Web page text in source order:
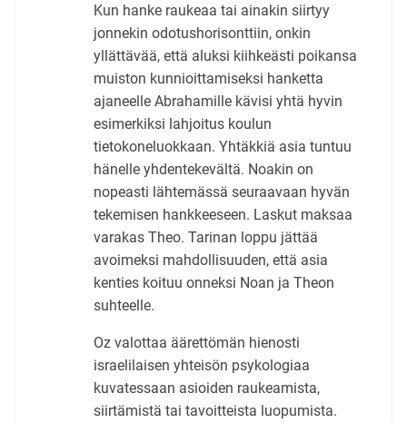
Kun hanke raukeaa tai ainakin siirtyy
jonnekin odotushorisonttiin, onkin
yllättävää, että aluksi kiihkeästi poikansa
muiston kunnioittamiseksi hanketta
ajaneelle Abrahamille kävisi yhtä hyvin
esimerkiksi lahjoitus koulun
tietokoneluokkaan. Yhtäkkiä asia tuntuu
hänelle yhdentekevältä. Noakin on
nopeasti lähtemässä seuraavaan hyvän
tekemisen hankkeeseen. Laskut maksaa
varakas Theo. Tarinan loppu jättää
avoimeksi mahdollisuuden, että asia
kenties koituu onneksi Noan ja Theon
suhteelle.
Oz valottaa äärettömän hienosti
israelilaisen yhteisön psykologiaa
kuvatessaan asioiden raukeamista,
siirtämistä tai tavoitteista luopumista.